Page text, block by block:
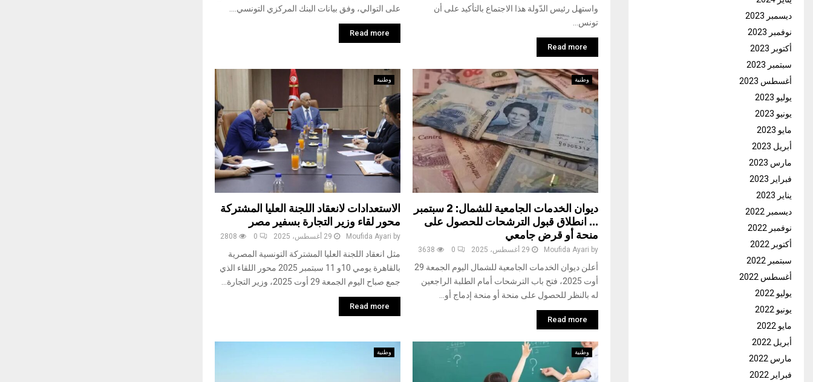
على التوالي، وفق بيانات البنك المركزي التونسي....
Read more
واستهل رئيس الدّولة هذا الاجتماع بالتأكيد على أن
تونس...
Read more
وطنية
الاستعدادات لانعقاد اللجنة العليا المشتركة
محور لقاء وزير التجارة بسفير مصر
by
Moufida Ayari 29 أغسطس، 2025 0
2808
مثل انعقاد اللجنة العليا المشتركة التونسية المصرية
بالقاهرة يومي 10و 11 سبتمبر 2025 محور اللقاء الذي
جمع صباح اليوم الجمعة 29 أوت 2025، وزير التجارة...
Read more
وطنية
ديوان الخدمات الجامعية للشمال: 2 سبتمبر
… انطلاق قبول الترشحات للحصول على
منحة أو قرض جامعي
by
Moufida Ayari 29 أغسطس، 2025 0
3638
أعلن ديوان الخدمات الجامعية للشمال اليوم الجمعة 29
أوت 2025، فتح باب الترشحات أمام الطلبة الراجعين
له بالنظر للحصول على منحة أو منحة إدماج أو...
Read more
وطنية وطنية
ديسمبر 2023
نوفمبر 2023
أكتوبر 2023
سبتمبر 2023
أغسطس 2023
يوليو 2023
يونيو 2023
مايو 2023
أبريل 2023
مارس 2023
فبراير 2023
يناير 2023
ديسمبر 2022
نوفمبر 2022
أكتوبر 2022
سبتمبر 2022
أغسطس 2022
يوليو 2022
يونيو 2022
مايو 2022
أبريل 2022
مارس 2022
فبراير 2022